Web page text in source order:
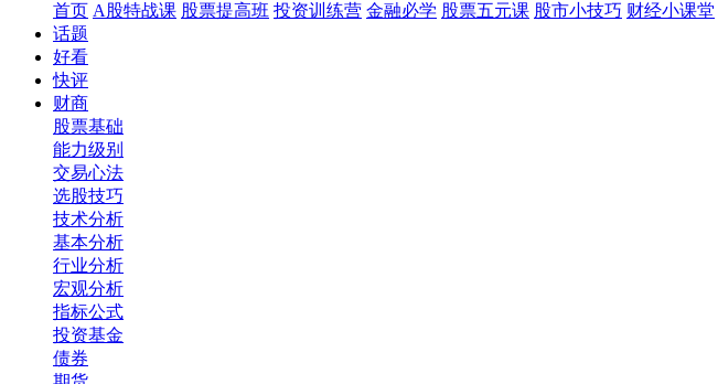
首页 A股特战课 股票提高班 投资训练营 金融必学 股票五元课 股市小技巧 财经小课堂
话题
好看
快评
财商
股票基础
能力级别
交易心法
选股技巧
技术分析
基本分析
行业分析
宏观分析
指标公式
投资基金
债券